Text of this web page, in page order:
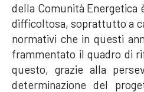
della Comunità Energetica
difficoltosa, soprattutto a
normativi che in questi
frammentato il quadro di
questo, grazie alla
determinazione del